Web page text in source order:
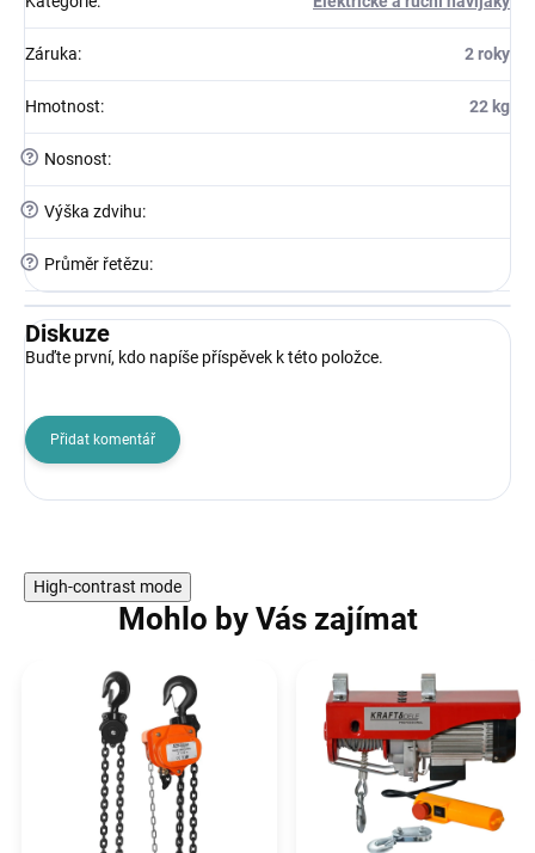
Záruka: 2 roky
Hmotnost: 22 kg
? Nosnost:
? Výška zdvihu:
? Průměr řetězu:
Diskuze
Buďte první, kdo napíše příspěvek k této položce.
Přidat komentář
High-contrast mode
Mohlo by Vás zajímat